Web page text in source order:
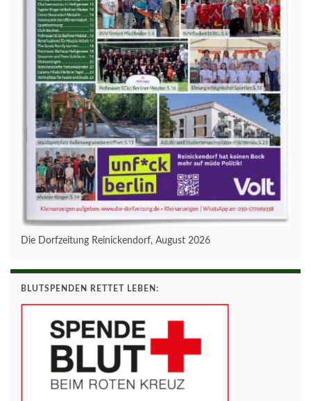
Die Dorfzeitung Reinickendorf, August 2026
BLUTSPENDEN RETTET LEBEN: